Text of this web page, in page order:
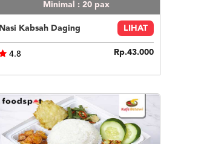
Minimal : 20 pax
Nasi Kabsah Daging LIHAT
4.8 Rp.43.000